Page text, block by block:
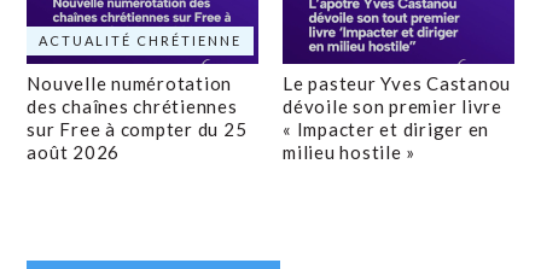
ACTUALITÉ CHRÉTIENNE
Nouvelle numérotation
des chaînes chrétiennes
sur Free à compter du 25
août 2026
Le pasteur Yves Castanou
dévoile son premier livre
« Impacter et diriger en
milieu hostile »